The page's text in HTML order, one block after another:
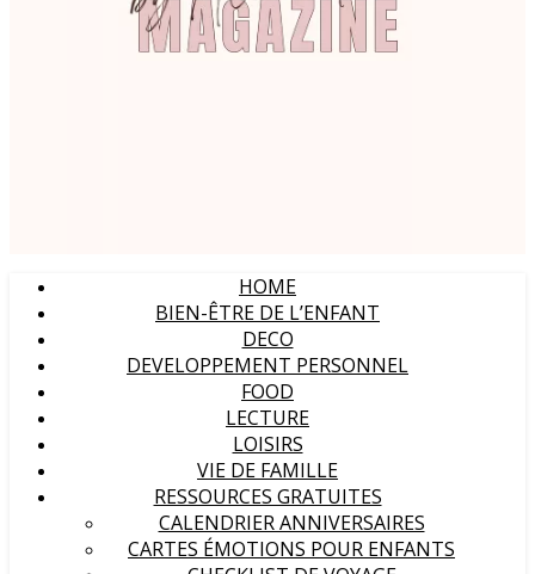
HOME
BIEN-ÊTRE DE L’ENFANT
DECO
DEVELOPPEMENT PERSONNEL
FOOD
LECTURE
LOISIRS
VIE DE FAMILLE
RESSOURCES GRATUITES
CALENDRIER ANNIVERSAIRES
CARTES ÉMOTIONS POUR ENFANTS